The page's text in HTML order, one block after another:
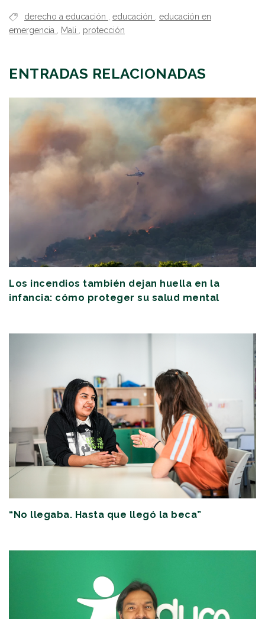
derecho a educación educación
educación en
emergencia
Mali protección
ENTRADAS RELACIONADAS
Los incendios también dejan huella en la
infancia: cómo proteger su salud mental
“No llegaba. Hasta que llegó la beca”